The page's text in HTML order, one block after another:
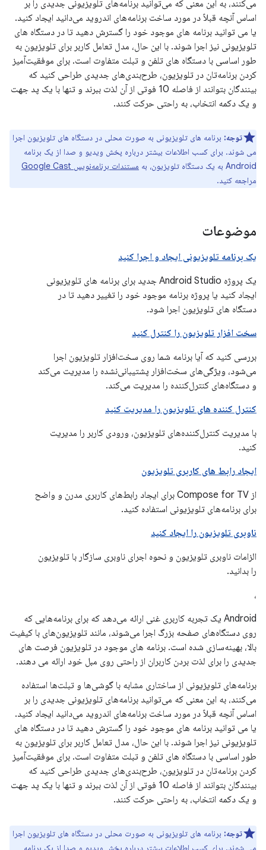
می‌کنند، به این معنی که می‌توانید برنامه‌های تلویزیونی جدیدی را بر
اساس آنچه قبلاً در مورد ساخت برنامه‌های اندروید می‌دانید ایجاد کنید.
یا می توانید برنامه های موجود خود را گسترش دهید تا در دستگاه های
تلویزیونی نیز اجرا شوند. با این حال، مدل تعامل کاربر برای تلویزیون به
طور اساسی با دستگاه های تلفن و تبلت متفاوت است. برای موفقیت‌آمیز
کردن برنامه‌تان در تلویزیون، طرح‌بندی‌های جدیدی طراحی کنید که
بینندگان بتوانند از فاصله 10 فوتی از آن لذت ببرند و تنها با یک پد جهت
و یک دکمه انتخاب، به راحتی حرکت کنند.
توجه: برنامه های تلویزیونی به صورت محلی در دستگاه های تلویزیون اجرا
می شوند. برای کسب اطلاعات بیشتر درباره پخش ویدیو و صدا از یک برنامه
Android به یک دستگاه تلویزیون، به
مستندات برنامه‌نویس Google Cast
مراجعه کنید.
موضوعات
یک برنامه تلویزیونی ایجاد و اجرا کنید
یک پروژه Android Studio جدید برای برنامه های تلویزیونی
ایجاد کنید یا پروژه برنامه موجود خود را تغییر دهید تا در
دستگاه های تلویزیون اجرا شود.
سخت افزار تلویزیون را کنترل کنید
بررسی کنید که آیا برنامه شما روی سخت‌افزار تلویزیون اجرا
می‌شود، ویژگی‌های سخت‌افزار پشتیبانی‌نشده را مدیریت می‌کند
و دستگاه‌های کنترل‌کننده را مدیریت می‌کند.
کنترل کننده های تلویزیون را مدیریت کنید
با مدیریت کنترل‌کننده‌های تلویزیون، ورودی کاربر را مدیریت
کنید.
ایجاد رابط های کاربری تلویزیون
از Compose for TV برای ایجاد رابط‌های کاربری مدرن و واضح
برای برنامه‌های تلویزیونی استفاده کنید.
ناوبری تلویزیون را ایجاد کنید
الزامات ناوبری تلویزیون و نحوه اجرای ناوبری سازگار با تلویزیون
را بدانید.
،
Android یک تجربه کاربری غنی ارائه می‌دهد که برای برنامه‌هایی که
روی دستگاه‌های صفحه بزرگ اجرا می‌شوند، مانند تلویزیون‌های با کیفیت
بالا، بهینه‌سازی شده است. برنامه های موجود در تلویزیون فرصت های
جدیدی را برای لذت بردن کاربران از راحتی روی مبل خود ارائه می دهند.
برنامه‌های تلویزیونی از ساختاری مشابه با گوشی‌ها و تبلت‌ها استفاده
می‌کنند، به این معنی که می‌توانید برنامه‌های تلویزیونی جدیدی را بر
اساس آنچه قبلاً در مورد ساخت برنامه‌های اندروید می‌دانید ایجاد کنید.
یا می توانید برنامه های موجود خود را گسترش دهید تا در دستگاه های
تلویزیونی نیز اجرا شوند. با این حال، مدل تعامل کاربر برای تلویزیون به
طور اساسی با دستگاه های تلفن و تبلت متفاوت است. برای موفقیت‌آمیز
کردن برنامه‌تان در تلویزیون، طرح‌بندی‌های جدیدی طراحی کنید که
بینندگان بتوانند از فاصله 10 فوتی از آن لذت ببرند و تنها با یک پد جهت
و یک دکمه انتخاب، به راحتی حرکت کنند.
توجه: برنامه های تلویزیونی به صورت محلی در دستگاه های تلویزیون اجرا
می شوند. برای کسب اطلاعات بیشتر درباره پخش ویدیو و صدا از یک برنامه